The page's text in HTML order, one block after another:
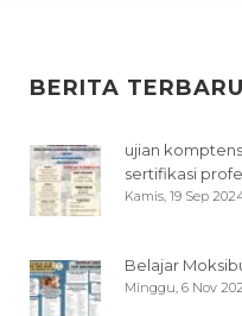
BERITA TERBARU
ujian
sertifikasi
Kamis, 19 Sep
Belajar
Minggu, 6 Nov